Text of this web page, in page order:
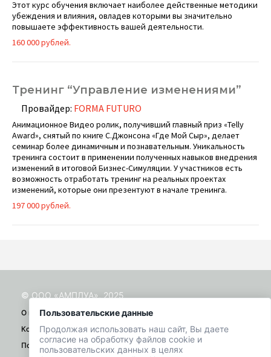
Этот курс обучения включает наиболее действенные методики
убеждения и влияния, овладев которыми вы значительно
повышаете эффективность вашей деятельности.
160 000 рублей.
Тренинг “Управление изменениями”
Провайдер: FORMA FUTURO
Анимационное Видео ролик, получивший главный приз «Telly
Award», снятый по книге С.Джонсона «Где Мой Сыр», делает
семинар более динамичным и познавательным. Уникальность
тренинга состоит в применении полученных навыков внедрения
изменений в итоговой Бизнес-Симуляции. У участников есть
возможность отработать тренинг на реальных проектах
изменений, которые они презентуют в начале тренинга.
197 000 рублей.
Пользовательские данные
Продолжая использовать наш сайт, Вы даете
согласие на обработку файлов cookie и
пользовательских данных в целях
© ООО «АМПЛУА», 2025
О проекте
Контакты
Помощь